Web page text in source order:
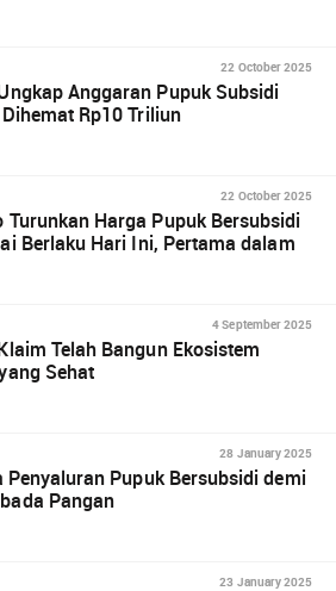
22 October 2025
Anggaran Pupuk Subsidi
Rp10 Triliun
22 October 2025
Turunkan Harga Pupuk Bersubsidi
Berlaku Hari Ini, Pertama dalam
4 September 2025
Telah Bangun Ekosistem
Sehat
28 January 2025
Pupuk Bersubsidi demi
Pangan
23 January 2025